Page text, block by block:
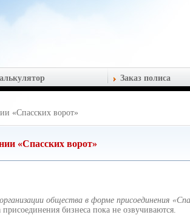
Заказ полиса
«Спасских ворот»
«Спасских ворот»
общества в форме присоединения
бизнеса пока не озвучиваются.